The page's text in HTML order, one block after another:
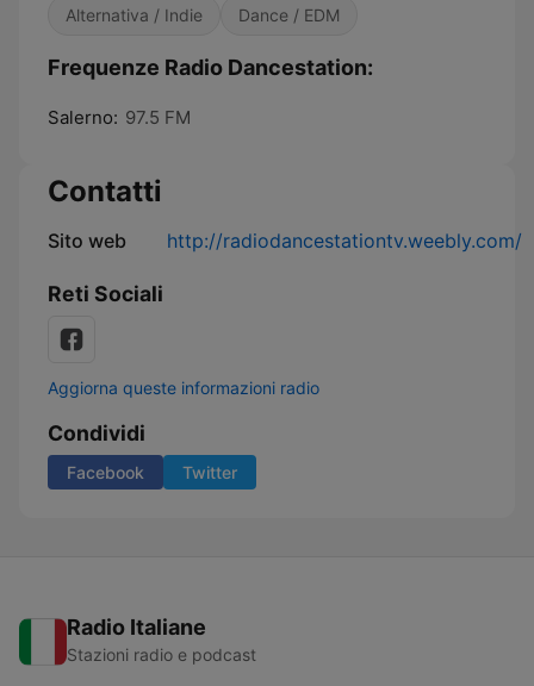
Alternativa / Indie Dance / EDM
Frequenze Radio Dancestation:
Salerno: 97.5 FM
Contatti
Sito web http://radiodancestationtv.weebly.com/
Reti Sociali
Aggiorna queste informazioni radio
Condividi
Facebook Twitter
Radio Italiane
Stazioni radio e podcast